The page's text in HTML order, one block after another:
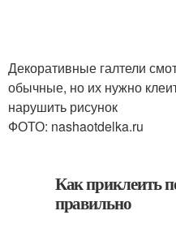
Декоративные галтели
обычные, но их нужно
нарушить рисунок
ФОТО: nashaotdelka.ru
Как приклеить
правильно